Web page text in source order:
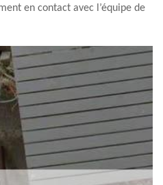
en contact avec l’équipe de